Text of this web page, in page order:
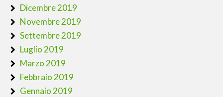
Dicembre 2019
Novembre 2019
Settembre 2019
Luglio 2019
Marzo 2019
Febbraio 2019
Gennaio 2019